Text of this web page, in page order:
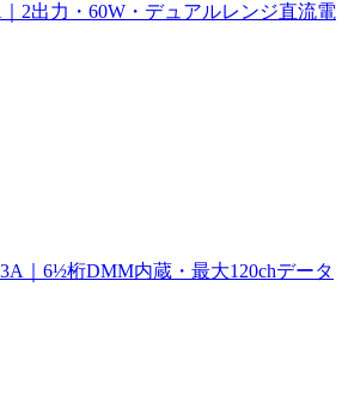
2出力・60W・デュアルレンジ直流電
｜6½桁DMM内蔵・最大120chデータ